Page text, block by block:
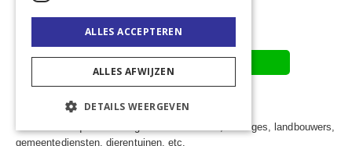
In winkelwagen
Toevoegen aan offerte
De ideale quad aanhanger voor hoveniers, maneges, landbouwers,
gemeentediensten, dierentuinen, etc.
ALLES ACCEPTEREN
ALLES AFWIJZEN
DETAILS WEERGEVEN